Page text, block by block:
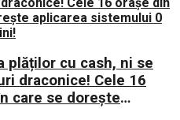
plăților cu cash, ni se
draconice! Cele 16
care se dorește